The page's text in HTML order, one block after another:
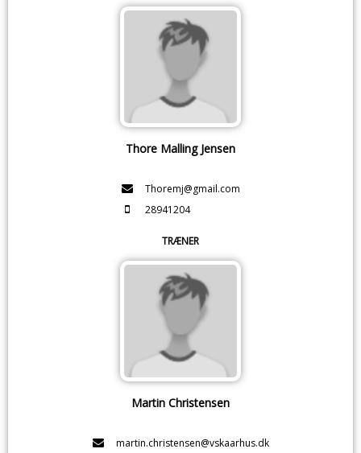
Thore Malling Jensen
Thoremj@gmail.com
28941204
TRÆNER
Martin Christensen
martin.christensen@vskaarhus.dk